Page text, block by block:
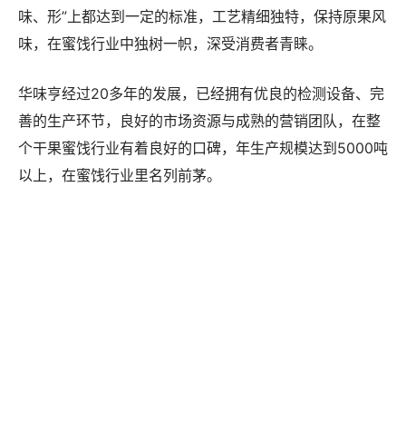
味、形”上都达到一定的标准，工艺精细独特，保持原果风
味，在蜜饯行业中独树一帜，深受消费者青睐。
华味亨经过20多年的发展，已经拥有优良的检测设备、完
善的生产环节，良好的市场资源与成熟的营销团队，在整
个干果蜜饯行业有着良好的口碑，年生产规模达到5000吨
以上，在蜜饯行业里名列前茅。